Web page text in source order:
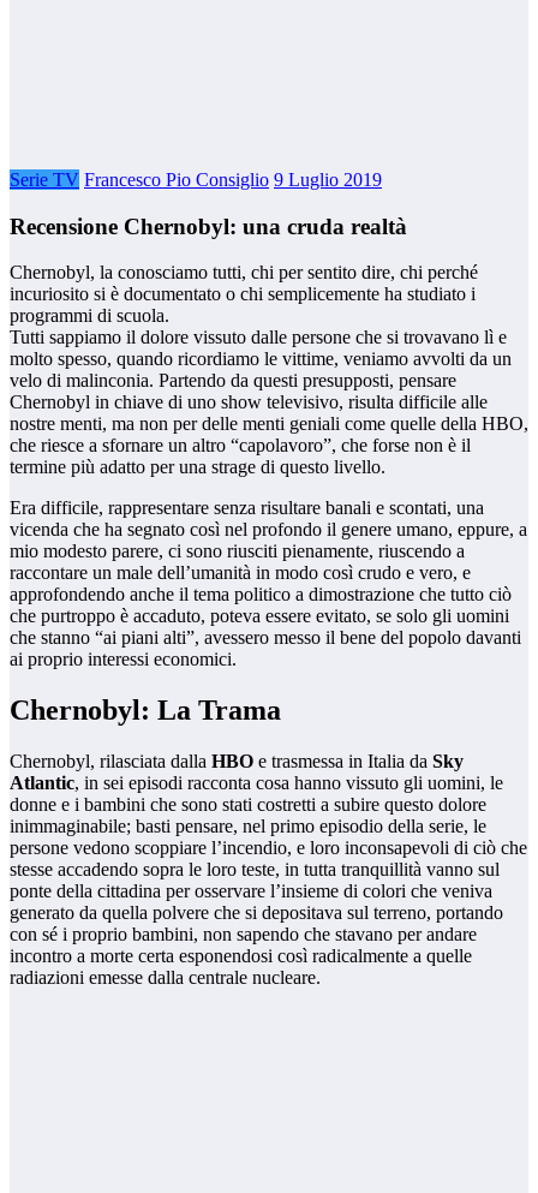
Serie TV Francesco Pio Consiglio 9 Luglio 2019
Recensione Chernobyl: una cruda realtà
Chernobyl, la conosciamo tutti, chi per sentito dire, chi perché
incuriosito si è documentato o chi semplicemente ha studiato i
programmi di scuola.
Tutti sappiamo il dolore vissuto dalle persone che si trovavano lì e
molto spesso, quando ricordiamo le vittime, veniamo avvolti da un
velo di malinconia. Partendo da questi presupposti, pensare
Chernobyl in chiave di uno show televisivo, risulta difficile alle
nostre menti, ma non per delle menti geniali come quelle della HBO,
che riesce a sfornare un altro “capolavoro”, che forse non è il
termine più adatto per una strage di questo livello.
Era difficile, rappresentare senza risultare banali e scontati, una
vicenda che ha segnato così nel profondo il genere umano, eppure, a
mio modesto parere, ci sono riusciti pienamente, riuscendo a
raccontare un male dell’umanità in modo così crudo e vero, e
approfondendo anche il tema politico a dimostrazione che tutto ciò
che purtroppo è accaduto, poteva essere evitato, se solo gli uomini
che stanno “ai piani alti”, avessero messo il bene del popolo davanti
ai proprio interessi economici.
Chernobyl: La Trama
Chernobyl, rilasciata dalla HBO e trasmessa in Italia da Sky
Atlantic, in sei episodi racconta cosa hanno vissuto gli uomini, le
donne e i bambini che sono stati costretti a subire questo dolore
inimmaginabile; basti pensare, nel primo episodio della serie, le
persone vedono scoppiare l’incendio, e loro inconsapevoli di ciò che
stesse accadendo sopra le loro teste, in tutta tranquillità vanno sul
ponte della cittadina per osservare l’insieme di colori che veniva
generato da quella polvere che si depositava sul terreno, portando
con sé i proprio bambini, non sapendo che stavano per andare
incontro a morte certa esponendosi così radicalmente a quelle
radiazioni emesse dalla centrale nucleare.